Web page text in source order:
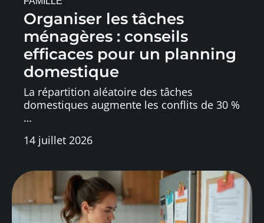
Organiser les tâches
ménagères : conseils
efficaces pour un planning
domestique
La répartition aléatoire des tâches
domestiques augmente les conflits de 30 %
…
14 juillet 2026